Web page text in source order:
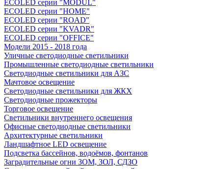
ECOLED серии "MODUL"
ECOLED серии "HOME"
ECOLED серии "ROAD"
ECOLED серии "KVADR"
ECOLED серии "OFFICE"
Модели 2015 - 2018 года
Уличные светодиодные светильники
Промышленные светодиодные светильники
Светодиодные светильники для АЗС
Мачтовое освещение
Светодиодные светильники для ЖКХ
Светодиодные прожекторы
Торговое освещение
Светильники внутреннего освещения
Офисные светодиодные светильники
Архитектурные светильники
Ландшафтное LED освещение
Подсветка бассейнов, водоёмов, фонтанов
Заградительные огни ЗОМ, ЗОЛ, СДЗО